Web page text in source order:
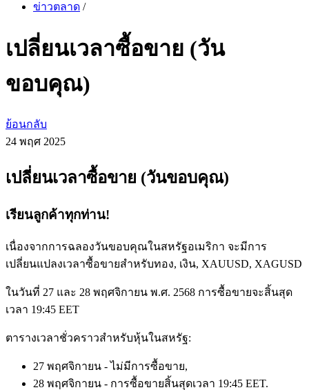
ข่าวตลาด /
เปลี่ยนเวลาซื้อขาย (วัน
ขอบคุณ)
ย้อนกลับ
24 พฤศ 2025
เปลี่ยนเวลาซื้อขาย (วันขอบคุณ)
เรียนลูกค้าทุกท่าน!
เนื่องจากการฉลองวันขอบคุณในสหรัฐอเมริกา จะมีการ
เปลี่ยนแปลงเวลาซื้อขายสำหรับทอง, เงิน, XAUUSD, XAGUSD
ในวันที่ 27 และ 28 พฤศจิกายน พ.ศ. 2568 การซื้อขายจะสิ้นสุด
เวลา 19:45 EET
ตารางเวลาชั่วคราวสำหรับหุ้นในสหรัฐ:
27 พฤศจิกายน - ไม่มีการซื้อขาย,
28 พฤศจิกายน - การซื้อขายสิ้นสุดเวลา 19:45 EET.